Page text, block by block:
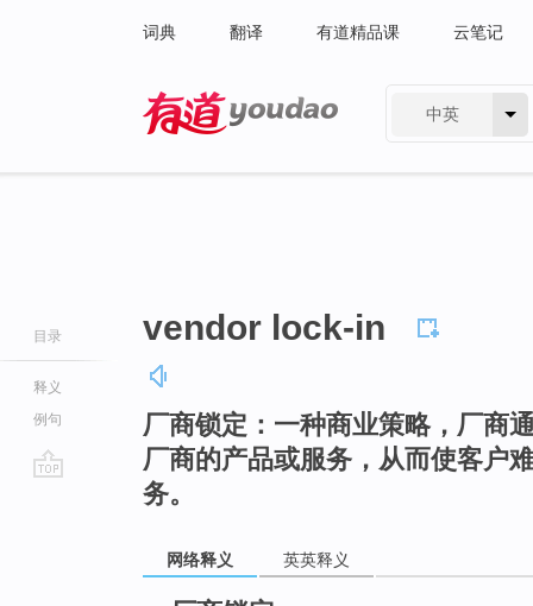
词典 翻译 有道精品课 云笔记
中英
目录
释义
例句
vendor lock-in
厂商锁定：一种商业策略，厂商
厂商的产品或服务，从而使客户
务。
网络释义 英英释义